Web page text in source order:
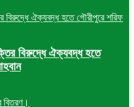
বিরুদ্ধে ঐক্যবদ্ধ হতে